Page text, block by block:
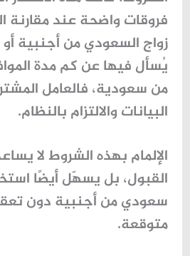
فروقات واضحة عند مقارنة
زواج السعودي من أجنبية
يُسأل فيها عن كم مدة
من سعودية، فالعامل
البيانات والالتزام بالنظام.
الإلمام بهذه الشروط لا
القبول، بل يسهّل أيضًا
سعودي من أجنبية دون
متوقعة.